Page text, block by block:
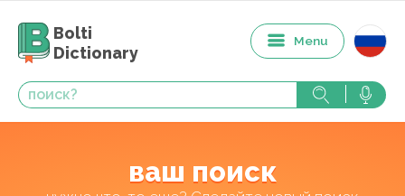
Bolti
Dictionary
Menu
ваш поиск